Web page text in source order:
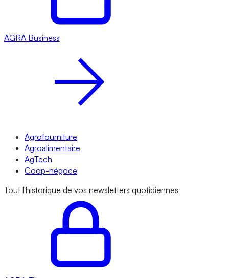
AGRA Business
Agrofourniture
Agroalimentaire
AgTech
Coop-négoce
Tout l'historique de vos newsletters quotidiennes